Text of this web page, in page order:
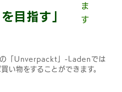
目指す」
の「Unverpackt」-Ladenでは
い物をすることができます。